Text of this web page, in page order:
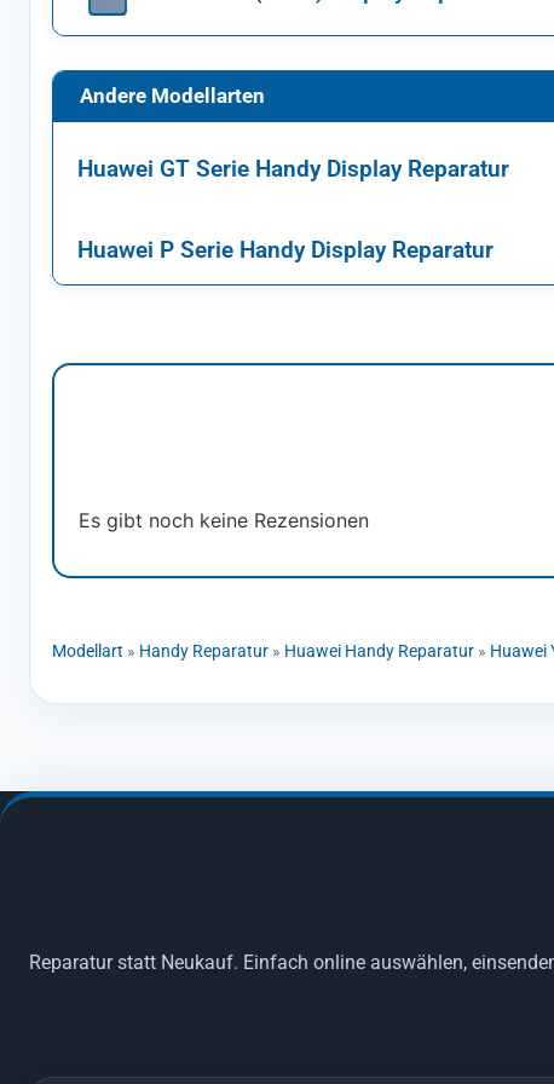
Andere Modellarten
Huawei GT Serie Handy Display Reparatur
Huawei P Serie Handy Display Reparatur
Es gibt noch keine Rezensionen
Modellart » Handy Reparatur » Huawei Handy Reparatur » Huawei
Reparatur statt Neukauf. Einfach online auswählen,